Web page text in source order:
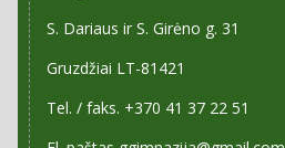
S. Dariaus ir S. Girėno g. 31
Gruzdžiai LT-81421
Tel. / faks. +370 41 37 22 51